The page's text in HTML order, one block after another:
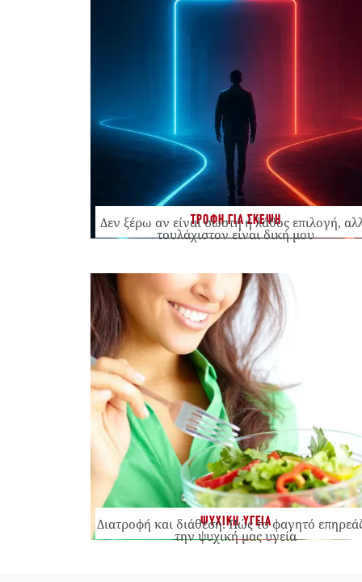
ΤΡΟΦΗ ΓΙΑ ΣΚΕΨΗ
Δεν ξέρω αν είναι σωστή ή λάθος επιλογή,
τουλάχιστον είναι δική μου
ΨΥΧΙΚΗ ΥΓΕΙΑ
Διατροφή και διάθεση: Πώς το φαγητό
την ψυχική μας υγεία